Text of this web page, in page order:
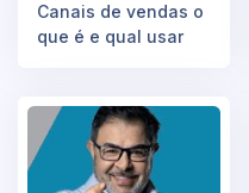
Canais de vendas o
que é e qual usar